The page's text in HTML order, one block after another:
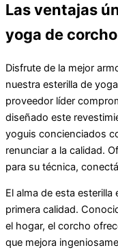
Las ventajas
yoga de
Disfrute de la mejor
nuestra esterilla de
proveedor líder
diseñado este
yoguis concienciados
renunciar a la calidad.
para su técnica,
El alma de esta
primera calidad.
el hogar, el corcho
que mejora